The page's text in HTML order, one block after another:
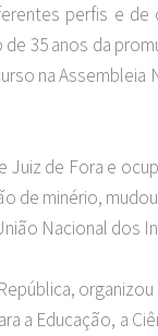
perfis e
35 anos da
na
de Fora e
de minério,
Nacional dos
a Educação, a